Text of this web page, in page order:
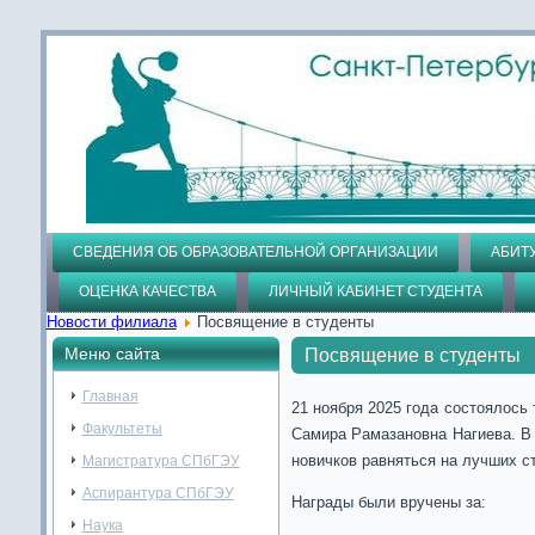
СВЕДЕНИЯ ОБ ОБРАЗОВАТЕЛЬНОЙ ОРГАНИЗАЦИИ
ОЦЕНКА КАЧЕСТВА ЛИЧНЫЙ КАБИНЕТ СТУДЕНТА
Новости филиала Посвящение в студенты
Меню сайта
Главная
Факультеты
Магистратура СПбГЭУ
Аспирантура СПбГЭУ
Наука
Посвящение в студенты
21 ноября 2025 года
Самира Рамазановна Нагиева.
новичков равняться на лучших
Награды были вручены за: